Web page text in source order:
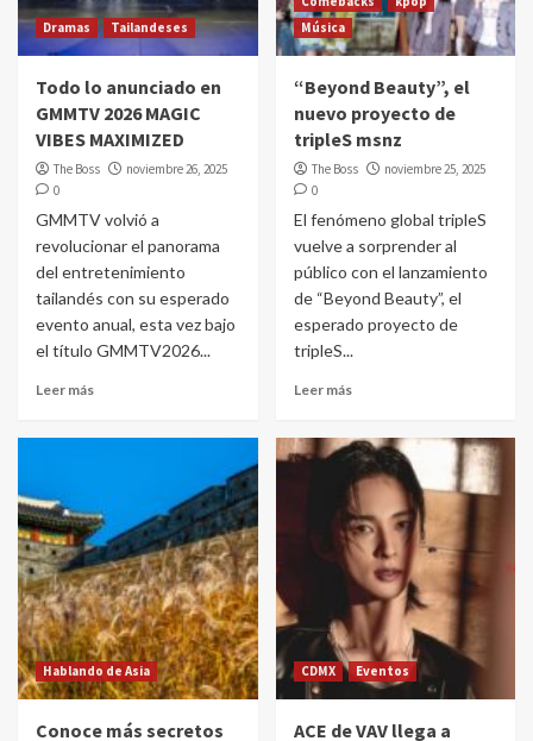
Dramas Tailandeses
Todo lo anunciado en
GMMTV 2026 MAGIC
VIBES MAXIMIZED
The Boss
noviembre 26, 2025
0
GMMTV volvió a
revolucionar el panorama
del entretenimiento
tailandés con su esperado
evento anual, esta vez bajo
el título GMMTV2026...
Leer más
Música
“Beyond Beauty”, el
nuevo proyecto de
tripleS msnz
The Boss
noviembre 25, 2025
0
El fenómeno global tripleS
vuelve a sorprender al
público con el lanzamiento
de “Beyond Beauty”, el
esperado proyecto de
tripleS...
Leer más
Hablando de Asia
Conoce más secretos
CDMX Eventos
ACE de VAV llega a